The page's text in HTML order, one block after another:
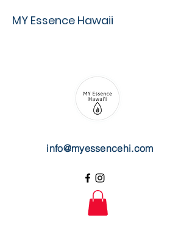
MY Essence Hawaii
info@myessencehi.com